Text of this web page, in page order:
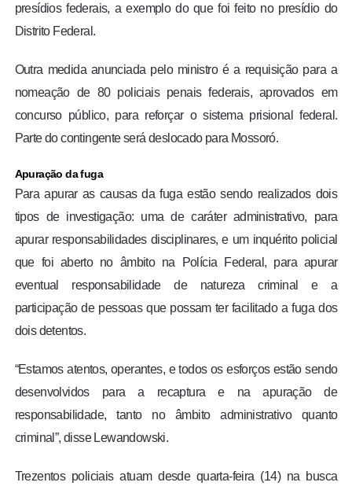
presídios federais, a exemplo do que foi feito no presídio do
Distrito Federal.
Outra medida anunciada pelo ministro é a requisição para a
nomeação de 80 policiais penais federais, aprovados em
concurso público, para reforçar o sistema prisional federal.
Parte do contingente será deslocado para Mossoró.
Apuração da fuga
Para apurar as causas da fuga estão sendo realizados dois
tipos de investigação: uma de caráter administrativo, para
apurar responsabilidades disciplinares, e um inquérito policial
que foi aberto no âmbito na Polícia Federal, para apurar
eventual responsabilidade de natureza criminal e a
participação de pessoas que possam ter facilitado a fuga dos
dois detentos.
“Estamos atentos, operantes, e todos os esforços estão sendo
desenvolvidos para a recaptura e na apuração de
responsabilidade, tanto no âmbito administrativo quanto
criminal”, disse Lewandowski.
Trezentos policiais atuam desde quarta-feira (14) na busca